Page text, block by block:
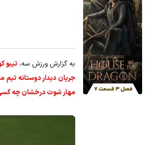
به گزارش ورزش سه،
جریان دیدار دوستانه
مهار شوت درخشان چه
۱ میلیارد اعتبار خرید طلا | بدون ضامن و چک